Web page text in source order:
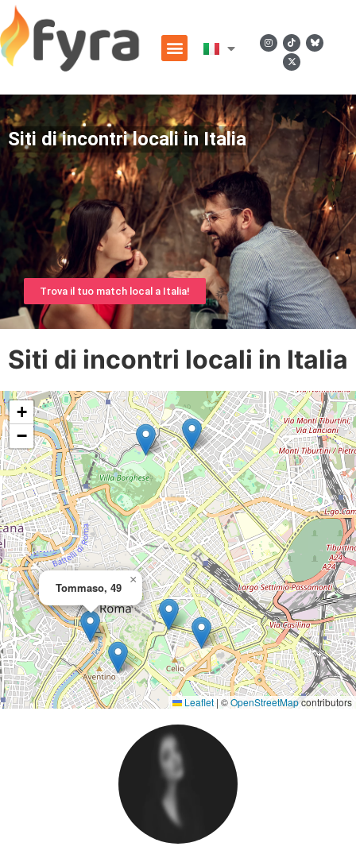
Siti di incontri locali in Italia
Trova il tuo match local a Italia!
Siti di incontri locali in Italia
Tommaso, 49
×
+
−
Leaflet | ©OpenStreetMapcontributors